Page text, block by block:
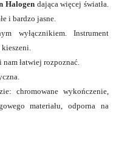
Halogendająca więcej światła.
i bardzo jasne.
wyłącznikiem. Instrument
kieszeni.
łatwiej rozpoznać.
chromowane wykończenie,
materiału, odporna na